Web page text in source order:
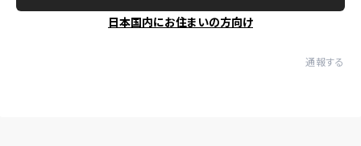
日本国内にお住まいの方向け
通報する